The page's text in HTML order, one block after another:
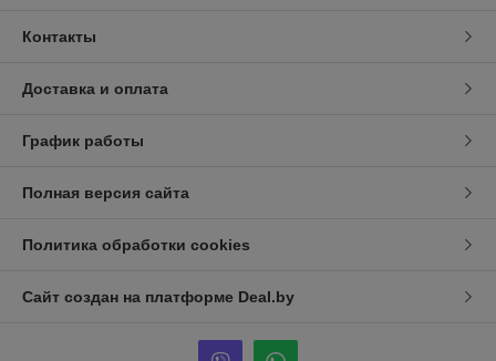
Контакты
Доставка и оплата
График работы
Полная версия сайта
Политика обработки cookies
Сайт создан на платформе Deal.by